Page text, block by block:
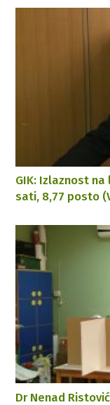
GIK: Izlaznost
sati, 8,77 posto
Dr Nenad